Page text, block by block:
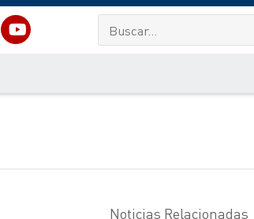
Noticias Relacionadas